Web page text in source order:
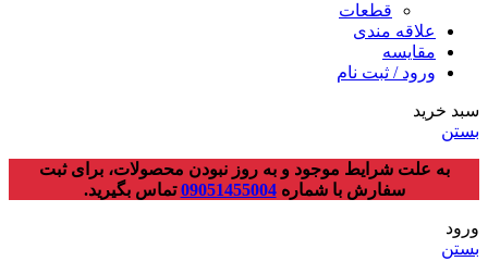
قطعات
علاقه مندی
مقایسه
ورود / ثبت نام
سبد خرید
بستن
به علت شرایط موجود و به روز نبودن محصولات، برای ثبت
سفارش با شماره09051455004تماس بگیرید.
ورود
بستن